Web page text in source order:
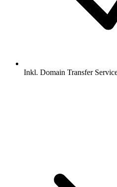
Inkl. Domain Transfer